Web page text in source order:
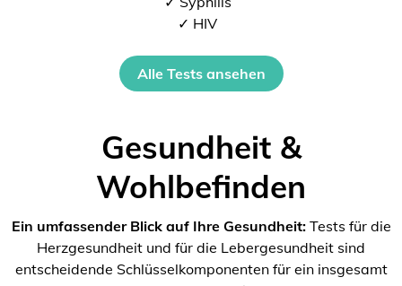
✓ HIV
Alle Tests ansehen
Gesundheit &
Wohlbefinden
Ein umfassender Blick auf Ihre Gesundheit:Tests für die
Herzgesundheit und für die Lebergesundheit sind
entscheidende Schlüsselkomponenten für ein insgesamt